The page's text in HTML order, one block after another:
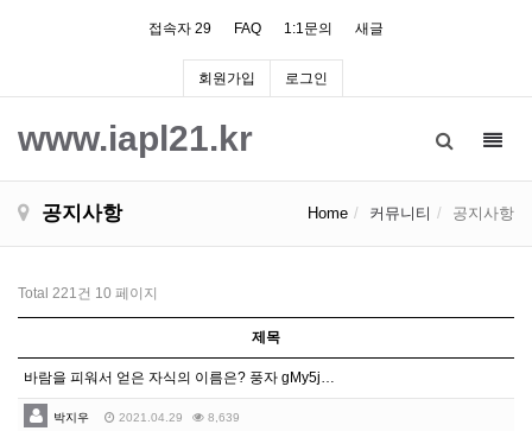
접속자 29 FAQ 1:1문의 새글
회원가입 로그인
www.iapl21.kr
공지사항 Home 커뮤니티 공지사항
Total 221건 10 페이지
제목
바람을 피워서 얻은 자식의 이름은? 풍자 gMy5j…
박지우 2021.04.29 8,639